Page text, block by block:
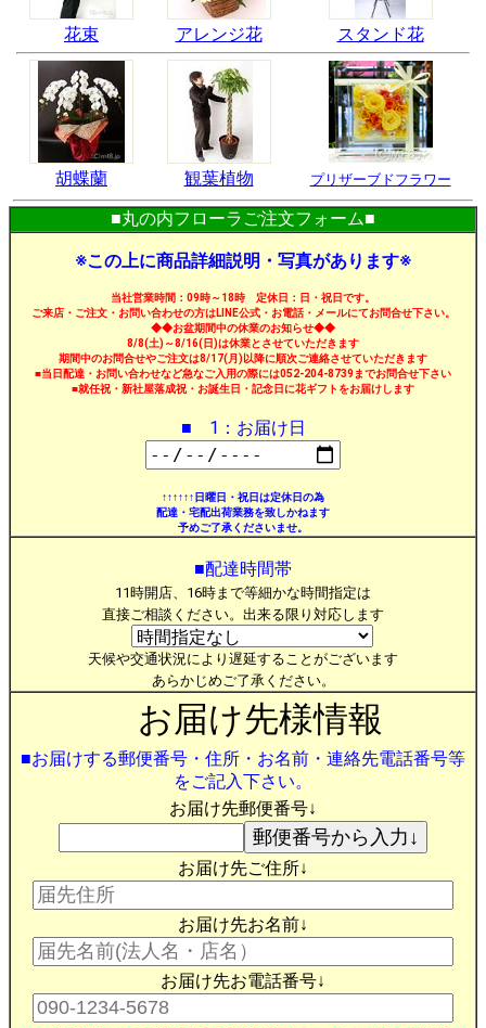
花束 アレンジ花 スタンド花
胡蝶蘭 観葉植物 プリザーブドフラワー
■丸の内フローラご注文フォーム■
※この上に商品詳細説明・写真があります※
当社営業時間：09時～18時 定休日：日・祝日です。
ご来店・ご注文・お問い合わせの方はLINE公式・お電話・メールにてお問合せ下さい。
◆◆お盆期間中の休業のお知らせ◆◆
8/8(土)～8/16(日)は休業とさせていただきます
期間中のお問合せやご注文は8/17(月)以降に順次ご連絡させていただきます
■当日配達・お問い合わせなど急なご入用の際には052-204-8739までお問合せ下さい
■就任祝・新社屋落成祝・お誕生日・記念日に花ギフトをお届けします
■ 1：お届け日
↑↑↑↑↑↑日曜日・祝日は定休日の為
配達・宅配出荷業務を致しかねます
予めご了承くださいませ。
■配達時間帯
11時開店、16時まで等細かな時間指定は
直接ご相談ください。出来る限り対応します
天候や交通状況により遅延することがございます
あらかじめご了承ください。
お届け先様情報
■お届けする郵便番号・住所・お名前・連絡先電話番号等
をご記入下さい。
お届け先郵便番号↓
お届け先ご住所↓
お届け先お名前↓
お届け先お電話番号↓